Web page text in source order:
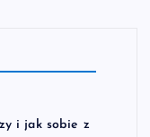
i jak sobie z